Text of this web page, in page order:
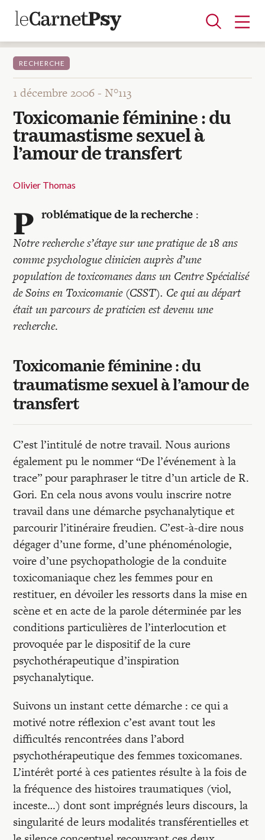
Articles
A la une
Adolescence
Dispositif
Enfance
Périnatalité
Psychanalyse
Psychopathologie
Soin
Dossiers
Auteurs
Blocs-notes
Recherches
Entretiens
Colloque
Mon compte
RECHERCHE
1 décembre 2006 -N°113
Toxicomanie féminine : du
traumastisme sexuel à
l’amour de transfert
Olivier Thomas
P roblématique de la recherche:
Notre recherche s’étaye sur une pratique de 18 ans
comme psychologue clinicien auprès d’une
population de toxicomanes dans un Centre Spécialisé
de Soins en Toxicomanie (CSST). Ce qui au départ
était un parcours de praticien est devenu une
recherche.
Toxicomanie féminine : du
traumatisme sexuel à l’amour de
transfert
C’est l’intitulé de notre travail. Nous aurions
également pu le nommer “De l’événement à la
trace” pour paraphraser le titre d’un article de R.
Gori. En cela nous avons voulu inscrire notre
travail dans une démarche psychanalytique et
parcourir l’itinéraire freudien. C’est-à-dire nous
dégager d’une forme, d’une phénoménologie,
voire d’une psychopathologie de la conduite
toxicomaniaque chez les femmes pour en
restituer, en dévoiler les ressorts dans la mise en
scène et en acte de la parole déterminée par les
conditions particulières de l’interlocution et
provoquée par le dispositif de la cure
psychothérapeutique d’inspiration
psychanalytique.
Suivons un instant cette démarche : ce qui a
motivé notre réflexion c’est avant tout les
difficultés rencontrées dans l’abord
psychothérapeutique des femmes toxicomanes.
L’intérêt porté à ces patientes résulte à la fois de
la fréquence des histoires traumatiques (viol,
inceste…) dont sont imprégnés leurs discours, la
singularité de leurs modalités transférentielles et